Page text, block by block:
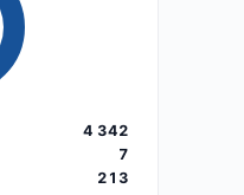
4 342
7
213